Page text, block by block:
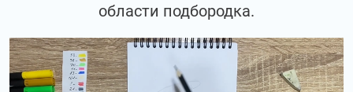
области подбородка.